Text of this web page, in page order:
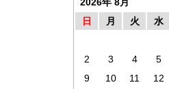
日
月 火 水
2
3 4 5
9
10 11 12